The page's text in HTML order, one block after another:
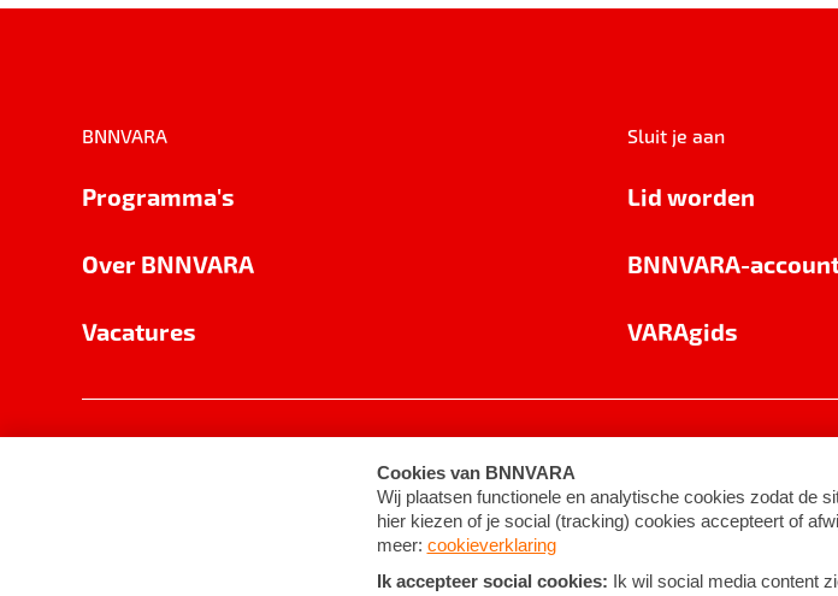
BNNVARA
Programma's
Over BNNVARA
Vacatures
Sluit je aan
Lid worden
BNNVARA-
VARAgids
Cookie-instellingen Algemene voorwaarden ©2026